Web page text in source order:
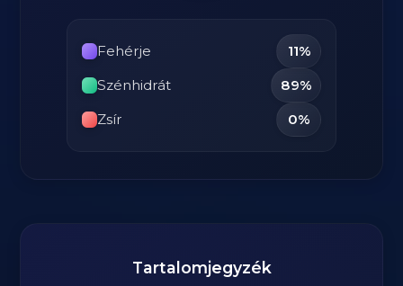
Fehérje
11%
Szénhidrát
89%
Zsír
0%
Tartalomjegyzék